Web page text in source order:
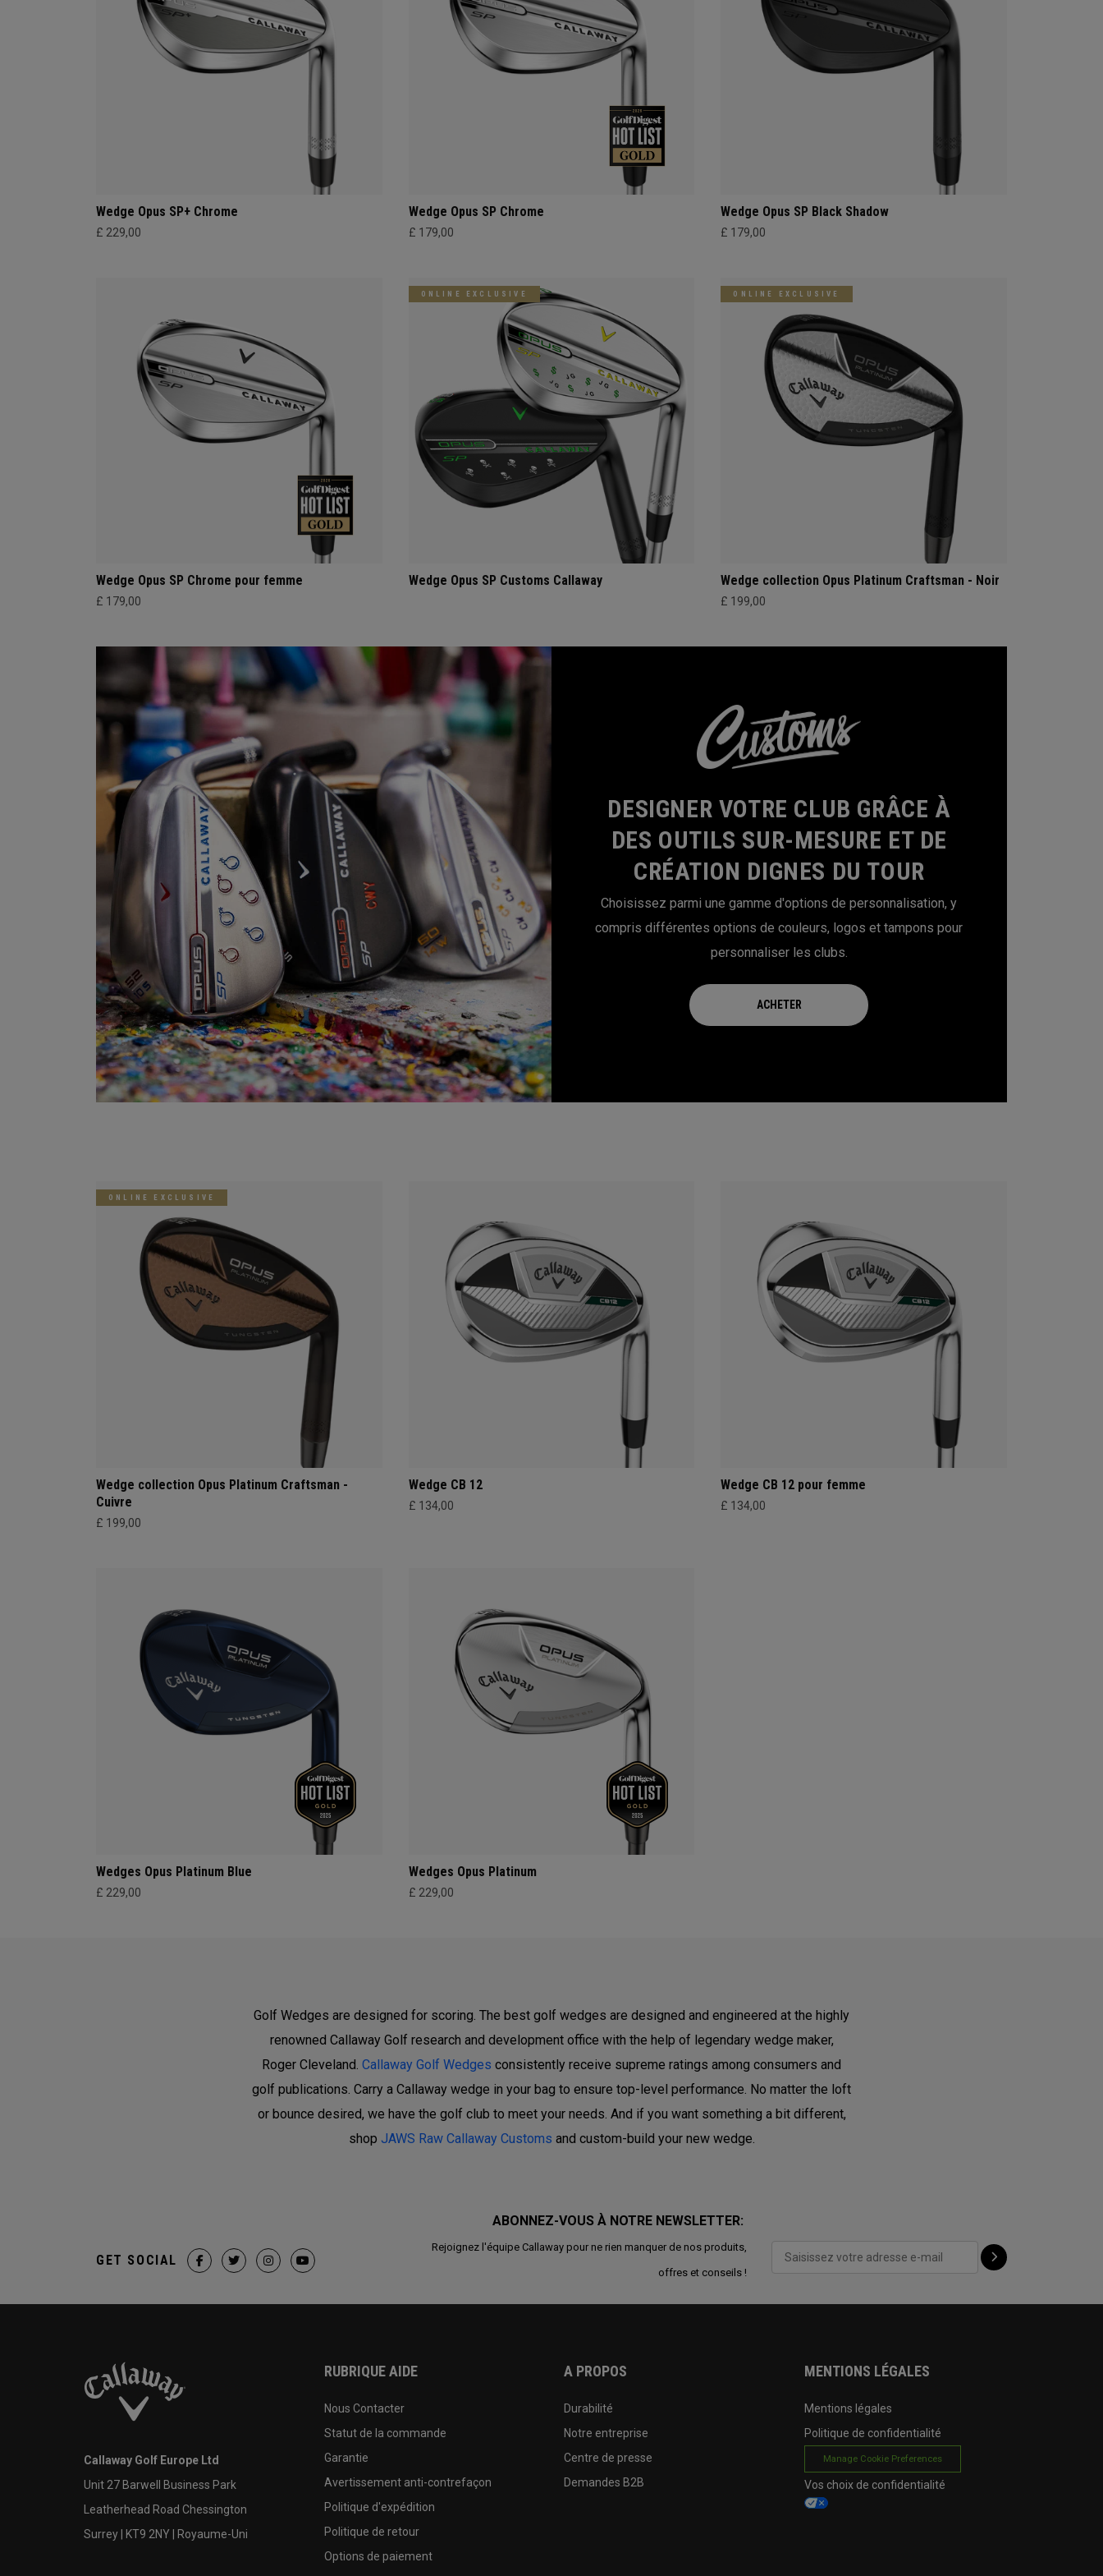
Wedge Opus SP+ Chrome
£ 229,00
Wedge Opus SP Chrome
£ 179,00
Wedge Opus SP Black Shadow
£ 179,00
Wedge Opus SP Chrome pour femme
£ 179,00
ONLINE EXCLUSIVE
Wedge Opus SP Customs Callaway
DESIGNER VOTRE CLUB GRÂCE À
DES OUTILS SUR-MESURE ET DE
CRÉATION DIGNES DU TOUR
Choisissez parmi une gamme d'options de personnalisation, y
compris différentes options de couleurs, logos et tampons pour
personnaliser les clubs.
ACHETER
ONLINE EXCLUSIVE
Wedge collection Opus Platinum Craftsman - Noir
£ 199,00
ONLINE EXCLUSIVE
Wedge collection Opus Platinum Craftsman -
Cuivre
£ 199,00
Wedge CB 12
£ 134,00
Wedge CB 12 pour femme
£ 134,00
Wedges Opus Platinum Blue
£ 229,00
Wedges Opus Platinum
£ 229,00
Golf Wedges are designed for scoring. The best golf wedges are designed and engineered at the highly
renowned Callaway Golf research and development office with the help of legendary wedge maker,
Roger Cleveland. Callaway Golf Wedges consistently receive supreme ratings among consumers and
golf publications. Carry a Callaway wedge in your bag to ensure top-level performance. No matter the loft
or bounce desired, we have the golf club to meet your needs. And if you want something a bit different,
shop JAWS Raw Callaway Customs and custom-build your new wedge.
ABONNEZ-VOUS À NOTRE NEWSLETTER:
Rejoignez l'équipe Callaway pour ne rien manquer de nos produits,
offres et conseils !
GET SOCIAL
Callaway Golf Europe Ltd
Unit 27 Barwell Business Park
Leatherhead Road Chessington
Surrey | KT9 2NY | Royaume-Uni
RUBRIQUE AIDE
Nous Contacter
Statut de la commande
Garantie
Avertissement anti-contrefaçon
Politique d'expédition
Politique de retour
Options de paiement
A PROPOS
Durabilité
Notre entreprise
Centre de presse
Demandes B2B
MENTIONS LÉGALES
Mentions légales
Politique de confidentialité
Manage Cookie Preferences
Vos choix de confidentialité